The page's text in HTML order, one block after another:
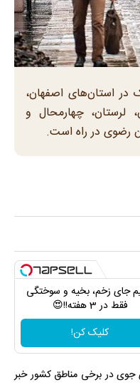
در استان‌های اصفهان،
لرستان، چهارمحال و
رضوی در راه است.
جای زخم، بخیه و سوختگی
فقط در 3 هفته!!😍
کلیک کن!
جوی در برخی مناطق کشور خبر